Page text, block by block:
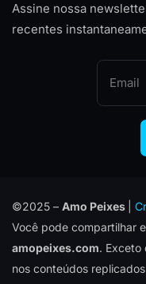
Assine nossa
recentes
©2025 – Amo Peixes
Você pode compartilhar
amopeixes.com. Exceto
nos conteúdos